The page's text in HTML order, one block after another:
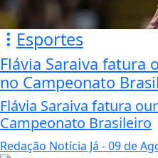
Esportes
Flávia Saraiva fatura
no Campeonato
Flávia Saraiva fatura
Campeonato Brasileiro
Redação Notícia Já - 09 de